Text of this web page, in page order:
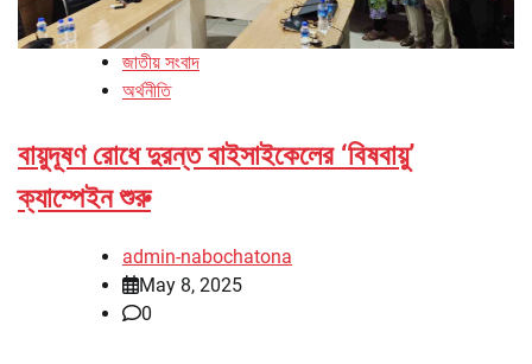
জাতীয় সংবাদ
অর্থনীতি
বায়ুদূষণ রোধে দুরন্ত বাইসাইকেলের ‘বিষবায়ু’
ক্যাম্পেইন শুরু
admin-nabochatona
May 8, 2025
0